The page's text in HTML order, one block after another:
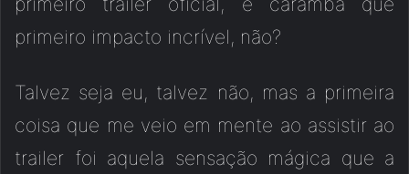
primeiro impacto incrível, não?
Talvez seja eu, talvez não, mas a primeira
coisa que me veio em mente ao assistir ao
trailer foi aquela sensação mágica que a